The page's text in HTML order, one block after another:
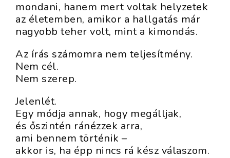
mondani, hanem mert voltak helyzetek
az életemben, amikor a hallgatás már
nagyobb teher volt, mint a kimondás.
Az írás számomra nem teljesítmény.
Nem cél.
Nem szerep.
Jelenlét.
Egy módja annak, hogy megálljak,
és őszintén ránézzek arra,
ami bennem történik –
akkor is, ha épp nincs rá kész válaszom.